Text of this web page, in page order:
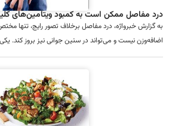
درد مفاصل ممکن است به کمبود ویتامین‌های
به گزارش خبرواژه، درد مفاصل برخلاف تصور رایج، تنها
اضافه‌وزن نیست و می‌تواند در سنین جوانی نیز بروز کند.